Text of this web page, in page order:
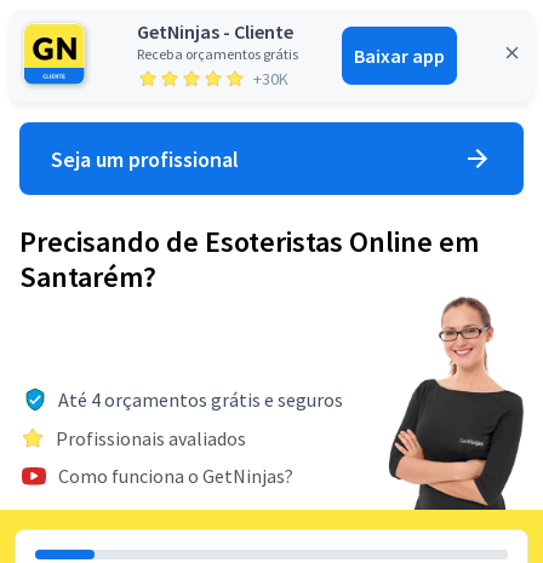
GetNinjas - Cliente
Receba orçamentos grátis
+30K
Baixar app
Entrar
Seja um profissional
Precisando de Esoteristas Online em
Santarém?
Até 4 orçamentos grátis e seguros
Profissionais avaliados
Como funciona o GetNinjas?